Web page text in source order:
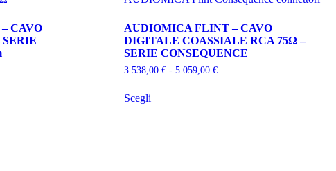
CAVO
AUDIOMICA FLINT – CAVO
DIGITALE COASSIALE RCA 75Ω –
SERIE CONSEQUENCE
3.538,00 € - 5.059,00 €Fascia
Scegliprodotto